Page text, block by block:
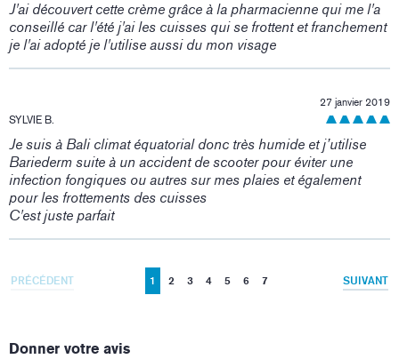
J'ai découvert cette crème grâce à la pharmacienne qui me l'a
conseillé car l'été j'ai les cuisses qui se frottent et franchement
je l'ai adopté je l'utilise aussi du mon visage
SYLVIE B.
27 janvier 2019
Je suis à Bali climat équatorial donc très humide et j’utilise
Bariederm suite à un accident de scooter pour éviter une
infection fongiques ou autres sur mes plaies et également
pour les frottements des cuisses
C'est juste parfait
PRÉCÉDENT 1 2 3 4 5 6 7 SUIVANT
Donner votre avis